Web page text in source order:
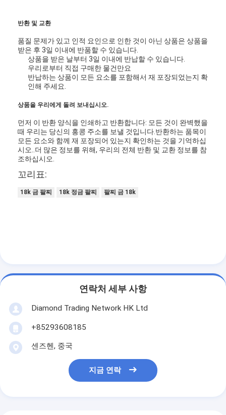
집
제품
우리 에 관한 것
반환 및 교환
품질 문제가 있고 인적 요인으로 인한 것이 아닌 상품은 상품을
받은 후 3일 이내에 반품할 수 있습니다.
상품을 받은 날부터 3일 이내에 반납할 수 있습니다.
우리로부터 직접 구매한 물건만요
반납하는 상품이 모든 요소를 포함해서 재 포장되었는지 확
인해 주세요.
상품을 우리에게 돌려 보내십시오.
먼저 이 반환 양식을 인쇄하고 반환합니다: 모든 것이 완벽했을
때 우리는 당신의 홍콩 주소를 보낼 것입니다.반환하는 품목이
모든 요소와 함께 재 포장되어 있는지 확인하는 것을 기억하십
시오..더 많은 정보를 위해, 우리의 전체 반환 및 교환 정보를 참
조하십시오.
꼬리표:
18k 금 팔찌 18k 정금 팔찌 팔찌 금 18k
연락처 세부 사항
Diamond Trading Network HK Ltd
+85293608185
센즈헨, 중국
지금 연락